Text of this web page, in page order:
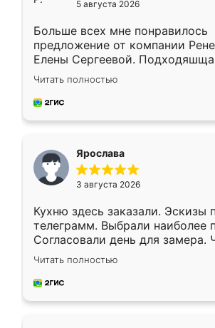
5 августа 2026
Больше всех мне понравилось
предложение от компании
Елены Сергеевой.
короткие сроки изготовления.
для замера сотрудник
предложил по моему эскизу
Читать полностью
Ярослава
3 августа 2026
Кухню здесь заказали. Эскизы
телеграмм. Выбрали наиболее
Согласовали день для замера.
недели кухня была уже готова.
довольны работой. Спасибо
мебель за качественную работу!
Читать полностью